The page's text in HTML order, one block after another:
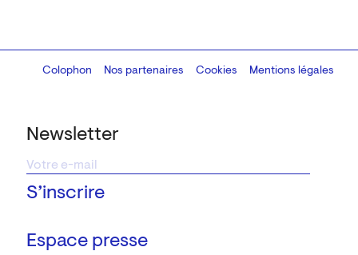
Newsletter
Espace presse
Colophon
Design:Marcel Kaczmarek, code:8080.studio
Nos partenaires Cookies Mentions légales